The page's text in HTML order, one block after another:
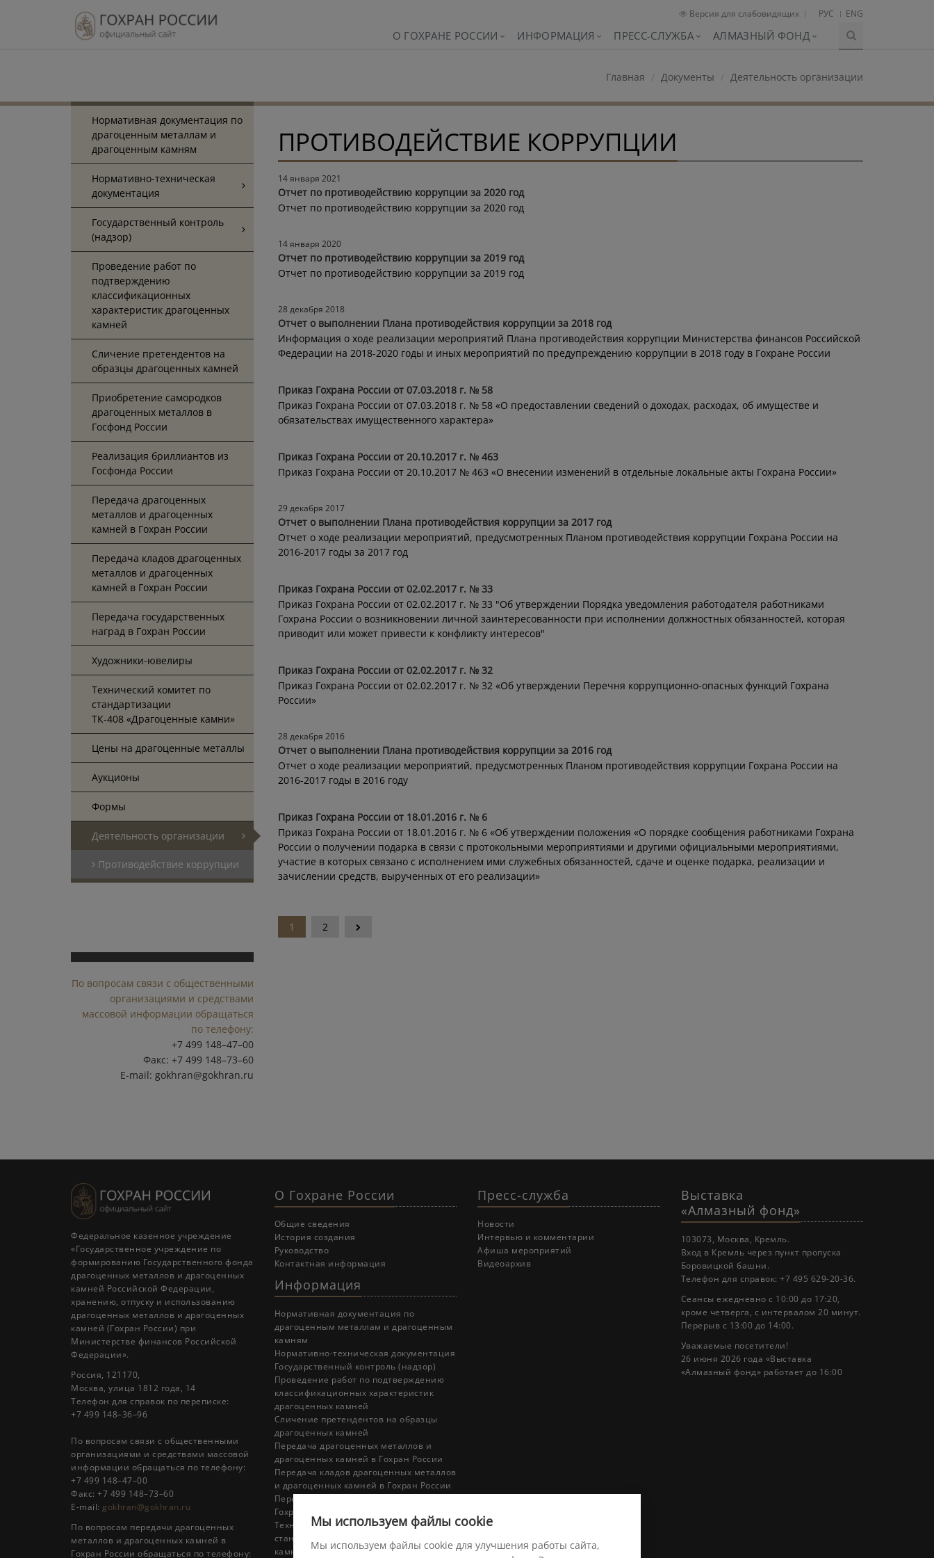
Версия для слабовидящих РУС ENG
О ГОХРАНЕ РОССИИ ИНФОРМАЦИЯ ПРЕСС-СЛУЖБА АЛМАЗНЫЙ ФОНД
Главная Документы Деятельность организации
Нормативная документация по
драгоценным металлам и
драгоценным камням
Нормативно-техническая
документация
Государственный контроль
(надзор)
Проведение работ по
подтверждению
классификационных
характеристик драгоценных
камней
Cличение претендентов на
образцы драгоценных камней
Приобретение самородков
драгоценных металлов в
Госфонд России
Реализация бриллиантов из
Госфонда России
Передача драгоценных
металлов и драгоценных
камней в Гохран России
Передача кладов драгоценных
металлов и драгоценных
камней в Гохран России
Передача государственных
наград в Гохран России
Художники-ювелиры
Технический комитет по
стандартизации
ТК-408 «Драгоценные камни»
Цены на драгоценные металлы
Аукционы
Формы
Деятельность организации
Противодействие коррупции
По вопросам связи с общественными
организациями и средствами
массовой информации обращаться
по телефону:
+7 499 148–47–00
Факс: +7 499 148–73–60
E-mail: gokhran@gokhran.ru
ПРОТИВОДЕЙСТВИЕ КОРРУПЦИИ
14 января 2021
Отчет по противодействию коррупции за 2020 год
Отчет по противодействию коррупции за 2020 год
14 января 2020
Отчет по противодействию коррупции за 2019 год
Отчет по противодействию коррупции за 2019 год
28 декабря 2018
Отчет о выполнении Плана противодействия коррупции за 2018 год
Информация о ходе реализации мероприятий Плана противодействия коррупции Министерства финансов Российской
Федерации на 2018-2020 годы и иных мероприятий по предупреждению коррупции в 2018 году в Гохране России
Приказ Гохрана России от 07.03.2018 г. № 58
Приказ Гохрана России от 07.03.2018 г. № 58 «О предоставлении сведений о доходах, расходах, об имуществе и
обязательствах имущественного характера»
Приказ Гохрана России от 20.10.2017 г. № 463
Приказ Гохрана России от 20.10.2017 № 463 «О внесении изменений в отдельные локальные акты Гохрана России»
29 декабря 2017
Отчет о выполнении Плана противодействия коррупции за 2017 год
Отчет о ходе реализации мероприятий, предусмотренных Планом противодействия коррупции Гохрана России на
2016-2017 годы за 2017 год
Приказ Гохрана России от 02.02.2017 г. № 33
Приказ Гохрана России от 02.02.2017 г. № 33 "Об утверждении Порядка уведомления работодателя работниками
Гохрана России о возникновении личной заинтересованности при исполнении должностных обязанностей, которая
приводит или может привести к конфликту интересов"
Приказ Гохрана России от 02.02.2017 г. № 32
Приказ Гохрана России от 02.02.2017 г. № 32 «Об утверждении Перечня коррупционно-опасных функций Гохрана
России»
28 декабря 2016
Отчет о выполнении Плана противодействия коррупции за 2016 год
Отчет о ходе реализации мероприятий, предусмотренных Планом противодействия коррупции Гохрана России на
2016-2017 годы в 2016 году
Приказ Гохрана России от 18.01.2016 г. № 6
Приказ Гохрана России от 18.01.2016 г. № 6 «Об утверждении положения «О порядке сообщения работниками Гохрана
России о получении подарка в связи с протокольными мероприятиями и другими официальными мероприятиями,
участие в которых связано с исполнением ими служебных обязанностей, сдаче и оценке подарка, реализации и
зачислении средств, вырученных от его реализации»
1 2
Мы используем файлы cookie
Мы используем файлы cookie для улучшения работы сайта,
Федеральное казенное учреждение
«Государственное учреждение по
формированию Государственного фонда
драгоценных металлов и драгоценных
камней Российской Федерации,
хранению, отпуску и использованию
драгоценных металлов и драгоценных
камней (Гохран России) при
Министерстве финансов Российской
Федерации».
Россия, 121170,
Москва, улица 1812 года, 14
Телефон для справок по переписке:
+7 499 148–36–96
По вопросам связи с общественными
организациями и средствами массовой
информации обращаться по телефону:
+7 499 148–47–00
Факс: +7 499 148–73–60
E-mail: gokhran@gokhran.ru
По вопросам передачи драгоценных
металлов и драгоценных камней в
Гохран России обращаться по телефону:
О Гохране России
Общие сведения
История создания
Руководство
Контактная информация
Информация
Нормативная документация по
драгоценным металлам и драгоценным
камням
Нормативно-техническая документация
Государственный контроль (надзор)
Проведение работ по подтверждению
классификационных характеристик
драгоценных камней
Cличение претендентов на образцы
драгоценных камней
Передача драгоценных металлов и
драгоценных камней в Гохран России
Передача кладов драгоценных металлов
и драгоценных камней в Гохран России
Передача государственных наград в
Гохран России
Технический комитет по
стандартизации ТК 408 «Драгоценные
камни»
Пресс-служба
Новости
Интервью и комментарии
Афиша мероприятий
Видеоархив
Выставка
«Алмазный фонд»
103073, Москва, Кремль.
Вход в Кремль через пункт пропуска
Боровицкой башни.
Телефон для справок: +7 495 629-20-36.
Сеансы ежедневно с 10:00 до 17:20,
кроме четверга, с интервалом 20 минут.
Перерыв с 13:00 до 14:00.
Уважаемые посетители!
26 июня 2026 года «Выставка
«Алмазный фонд» работает до 16:00